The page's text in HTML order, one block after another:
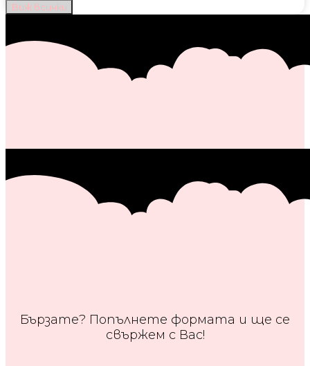
Виж всички
Бързате? Попълнете формата и ще се
свържем с Вас!